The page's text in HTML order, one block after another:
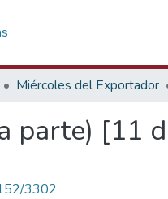
Miércoles del Exportador
parte) [11
3302